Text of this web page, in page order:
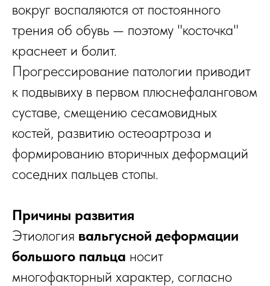
вокруг воспаляются от постоянного
трения об обувь — поэтому "косточка"
краснеет и болит.
Прогрессирование патологии приводит
к подвывиху в первом плюснефаланговом
суставе, смещению сесамовидных
костей, развитию остеоартроза и
формированию вторичных деформаций
соседних пальцев стопы.
Причины развития
Этиология вальгусной деформации
большого пальца носит
многофакторный характер, согласно